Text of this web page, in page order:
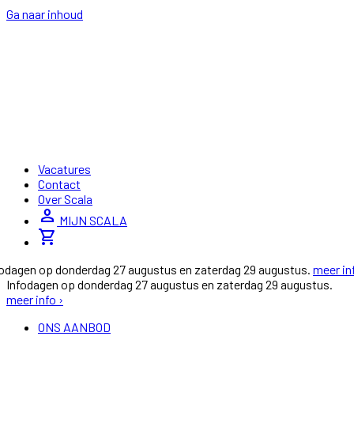
Ga naar inhoud
Vacatures
Contact
Over Scala
person MIJN SCALA
shopping_cart
op donderdag 27 augustus en zaterdag 29 augustus. meer
Infodagen op donderdag 27 augustus en zaterdag 29 augustus.
meer info ›
ONS AANBOD